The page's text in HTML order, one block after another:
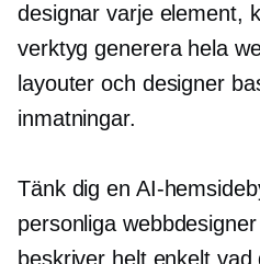
designar varje element,
verktyg generera hela
layouter och designer
inmatningar.
Tänk dig en AI-
personliga
beskriver helt enkelt